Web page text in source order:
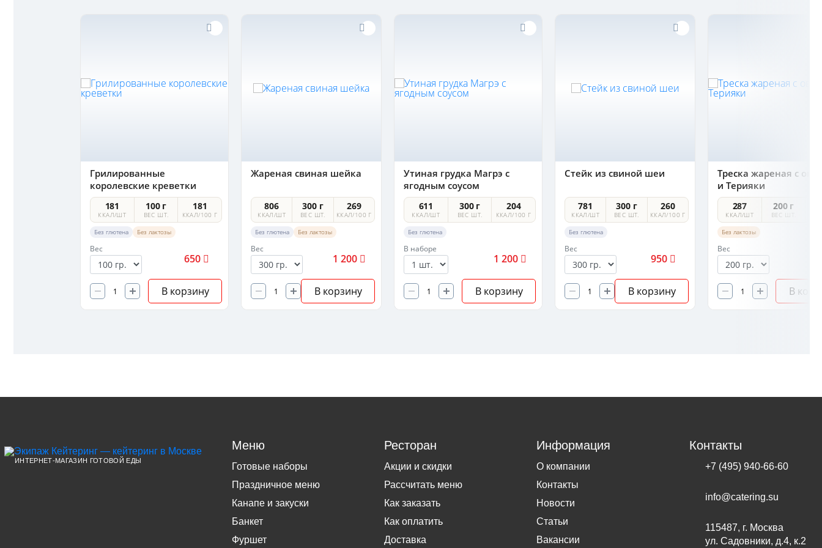
Грилированные
королевские креветки
181
ККАЛ/ШТ
100 г
ВЕС ШТ.
181
ККАЛ/100 Г
Без глютена Без лактозы
Вес
650
В корзину
Жареная свиная шейка
806
ККАЛ/ШТ
300 г
ВЕС ШТ.
269
ККАЛ/100 Г
Без глютена Без лактозы
Вес
1 200
В корзину
Утиная грудка Магрэ с
ягодным соусом
611
ККАЛ/ШТ
300 г
ВЕС ШТ.
204
ККАЛ/100 Г
Без глютена
В наборе
1 200
В корзину
Стейк из свиной шеи
781
ККАЛ/ШТ
300 г
ВЕС ШТ.
260
ККАЛ/100 Г
Без глютена
Вес
950
В корзину
Треска жареная с
и Терияки
287
ККАЛ/ШТ
200 г
ВЕС ШТ.
Без лактозы
Вес
В
ИНТЕРНЕТ-МАГАЗИН ГОТОВОЙ ЕДЫ
Меню
Готовые наборы
Праздничное меню
Канапе и закуски
Банкет
Фуршет
Ресторан
Акции и скидки
Рассчитать меню
Как заказать
Как оплатить
Доставка
Информация
О компании
Контакты
Новости
Статьи
Вакансии
Контакты
+7 (495) 940-66-60
info@catering.su
115487, г. Москва
ул. Садовники, д.4, к.2